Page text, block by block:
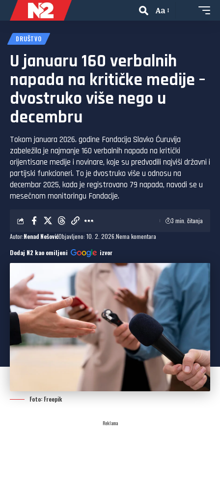
Aa
DRUŠTVO
U januaru 160 verbalnih
napada na kritičke medije –
dvostruko više nego u
decembru
Tokom januara 2026. godine Fondacija Slavko Ćuruvija
zabeležila je najmanje 160 verbalnih napada na kritički
orijentisane medije i novinare, koje su predvodili najviši državni i
partijski funkcioneri. To je dvostruko više u odnosu na
decembar 2025, kada je registrovano 79 napada, navodi se u
mesečnom monitoringu Fondacije.
Autor:Nenad NešovićObjavljeno: 10. 2. 2026. Nema komentara
3 min. čitanja
Dodaj N2 kao omiljeni izvor
Foto: Freepik
Reklama